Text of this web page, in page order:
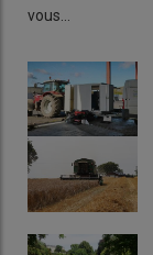
vous…